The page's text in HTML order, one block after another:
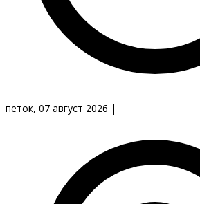
петок, 07 август 2026 |